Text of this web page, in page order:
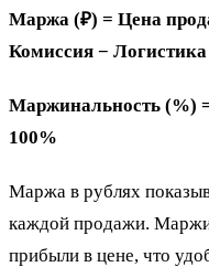
Маржа (₽) = Цена
Комиссия −
Маржинальность (%)
100%
Маржа в рублях
каждой продажи.
прибыли в цене, что